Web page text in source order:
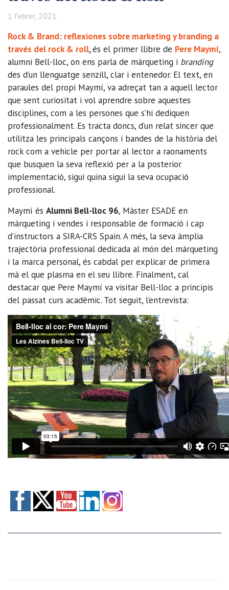
1 febrer, 2021
Rock & Brand: reflexiones sobre marketing y branding a
través del rock & roll,és el primer llibre de Pere Maymí,
alumni Bell-lloc, on ens parla de màrqueting i branding
des d’un llenguatge senzill, clar i entenedor. El text, en
paraules del propi Maymí, va adreçat tan a aquell lector
que sent curiositat i vol aprendre sobre aquestes
disciplines, com a les persones que s’hi dediquen
professionalment. Es tracta doncs, d’un relat sincer que
utilitza les principals cançons i bandes de la història del
rock com a vehicle per portar al lector a raonaments
que busquen la seva reflexió per a la posterior
implementació, sigui quina sigui la seva ocupació
professional.
Maymí és Alumni Bell-lloc 96, Màster ESADE en
màrqueting i vendes i responsable de formació i cap
d’instructors a SIRA-CRS Spain. A més, la seva àmplia
trajectòria professional dedicada al món del màrqueting
i la marca personal, és cabdal per explicar de primera
mà el que plasma en el seu llibre. Finalment, cal
destacar que Pere Maymí va visitar Bell-lloc a principis
del passat curs acadèmic. Tot seguit, l’entrevista: